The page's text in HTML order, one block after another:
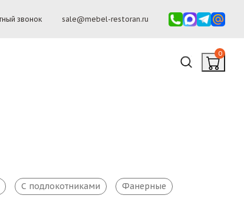
звонок sale@mebel-restoran.ru
0
С подлокотниками Фанерные